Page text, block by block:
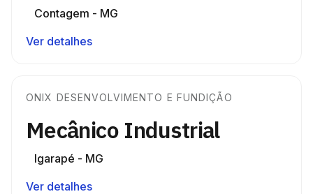
Contagem - MG
Ver detalhes
ONIX DESENVOLVIMENTO E FUNDIÇÃO
Mecânico Industrial
Igarapé - MG
Ver detalhes